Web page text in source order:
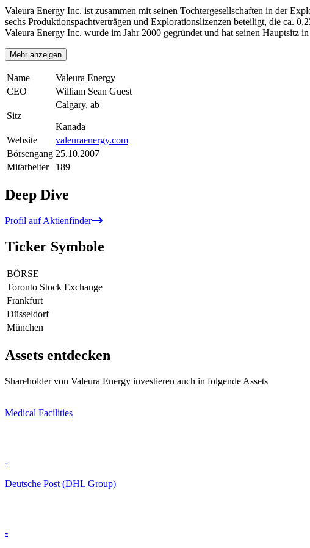
Valeura Energy Inc. ist zusammen mit seinen Tochtergesellschaften in der
sechs Produktionspachtverträgen und Explorationslizenzen beteiligt, die ca.
Valeura Energy Inc. wurde im Jahr 2000 gegründet und hat seinen Hauptsitz
Mehr anzeigen
Name
Valeura Energy
CEO
William Sean Guest
Sitz
Calgary, ab
Kanada
Website
valeuraenergy.com
Börsengang 25.10.2007
Mitarbeiter
189
Deep Dive
Profil auf Aktienfinder
Ticker Symbole
BÖRSE
Toronto Stock Exchange
Frankfurt
Düsseldorf
München
Assets entdecken
Shareholder von Valeura Energy investieren auch in folgende Assets
Medical Facilities
-
Deutsche Post (DHL Group)
-